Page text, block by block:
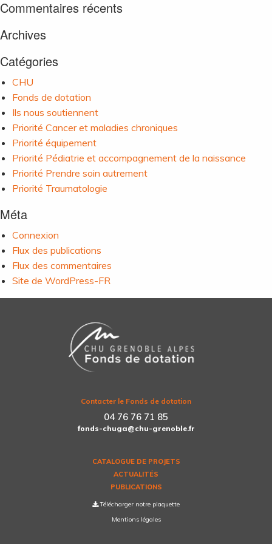
Commentaires récents
Archives
Catégories
CHU
Fonds de dotation
Ils nous soutiennent
Priorité Cancer et maladies chroniques
Priorité équipement
Priorité Pédiatrie et accompagnement de la naissance
Priorité Prendre soin autrement
Priorité Traumatologie
Méta
Connexion
Flux des publications
Flux des commentaires
Site de WordPress-FR
Contacter le Fonds de dotation
04 76 76 71 85
fonds-chuga@chu-grenoble.fr
CATALOGUE DE PROJETS
ACTUALITÉS
PUBLICATIONS
Télécharger notre plaquette
Mentions légales